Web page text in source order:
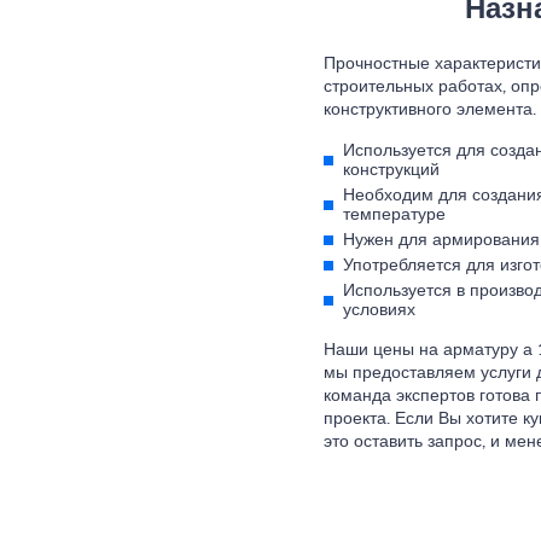
Прочностные
строительных работах,
конструктивного
Используется для
конструкций
Необходим для
температуре
Нужен для армирования
Употребляется для
Используется в
условиях
Наши цены на арматуру а
мы предоставляем услуги
команда экспертов
проекта. Если Вы хотите
это оставить запрос, и